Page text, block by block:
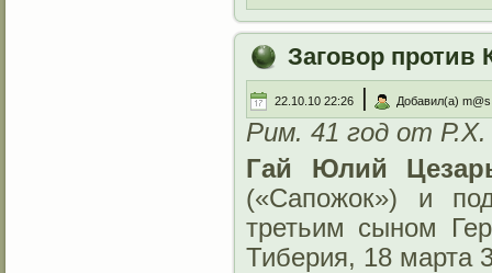
Заговор против
22.10.10 22:26 | Добавил(а) m@s
Рим. 41 год от Р.Х.
Гай Юлий
(«Сапожок») и
третьим сыном
Тиберия, 18 марта